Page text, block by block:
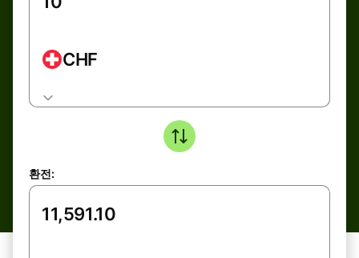
CHF
환전: